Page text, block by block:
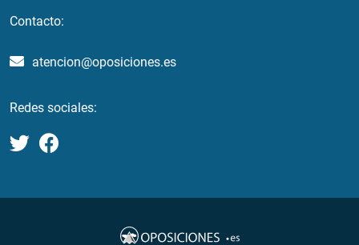
Contacto:
atencion@oposiciones.es
Redes sociales: